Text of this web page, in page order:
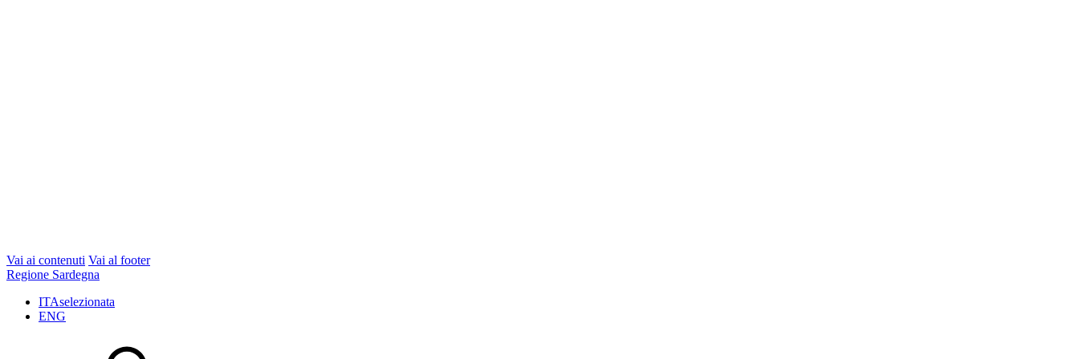
Vai ai contenuti Vai al footer
Regione Sardegna
ITAselezionata
ENG